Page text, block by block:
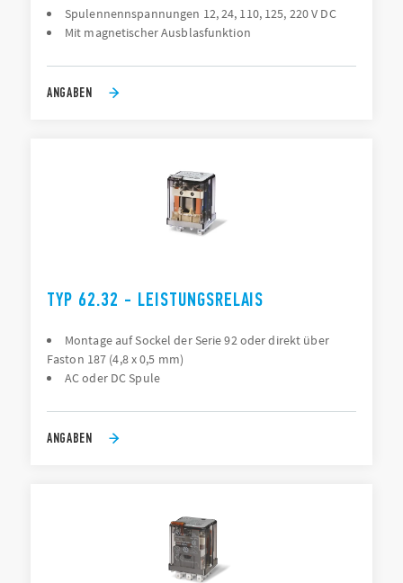
Spulennennspannungen 12, 24, 110, 125, 220 V DC
Mit magnetischer Ausblasfunktion
ANGABEN
TYP 62.32 - LEISTUNGSRELAIS
Montage auf Sockel der Serie 92 oder direkt über
Faston 187 (4,8 x 0,5 mm)
AC oder DC Spule
ANGABEN